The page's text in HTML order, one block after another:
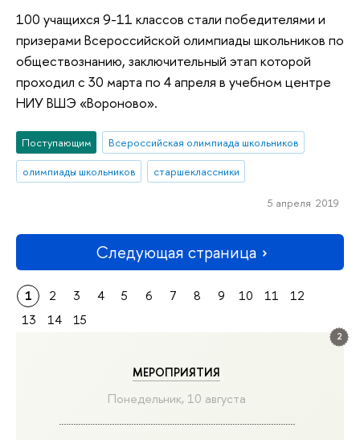
2
МЕРОПРИЯТИЯ
Понедельник, 10 августа
100 учащихся 9-11 классов стали победителями и
призерами Всероссийской олимпиады школьников по
обществознанию, заключительный этап которой
проходил с 30 марта по 4 апреля в учебном центре
НИУ ВШЭ «Вороново».
Поступающим
Всероссийская олимпиада школьников
олимпиады школьников
старшеклассники
5 апреля 2019
Следующая страница
1 2 3 4 5 6 7 8 9 10 11
12
13
14 15